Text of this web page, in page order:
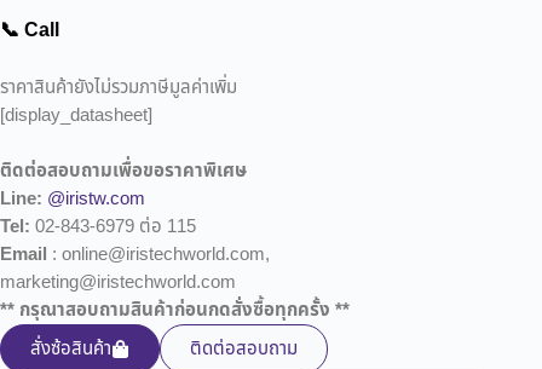
📞 Call
ราคาสินค้ายังไม่รวมภาษีมูลค่าเพิ่ม
[display_datasheet]
ติดต่อสอบถามเพื่อขอราคาพิเศษ
Line: @iristw.com
Tel: 02-843-6979 ต่อ 115
Email : online@iristechworld.com,
marketing@iristechworld.com
** กรุณาสอบถามสินค้าก่อนกดสั่งซื้อทุกครั้ง **
สั่งซ้อสินค้า
ติดต่อสอบถาม